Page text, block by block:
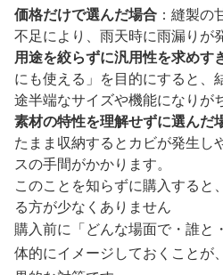
価格だけで選んだ場合 ：縫製
不足により、雨天時に雨漏りが
用途を絞らずに汎用性を求めす
にも使える」を目的にすると、
途半端なサイズや機能になりが
素材の特性を理解せずに選んだ
たまま収納するとカビが発生し
スの手間がかかります。
このことを知らずに購入すると
る方が少なくありません
購入前に「どんな場面で・誰と
体的にイメージしておくことが